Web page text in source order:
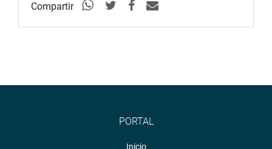
Compartir
PORTAL
Inicio